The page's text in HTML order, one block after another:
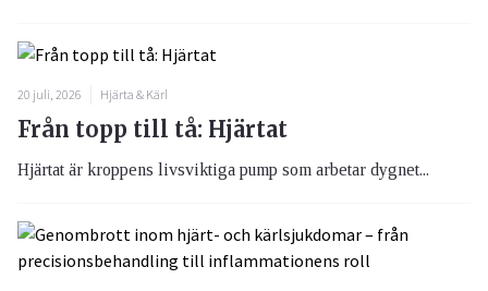
20 juli, 2026 Hjärta & Kärl
Från topp till tå: Hjärtat
Hjärtat är kroppens livsviktiga pump som arbetar dygnet...